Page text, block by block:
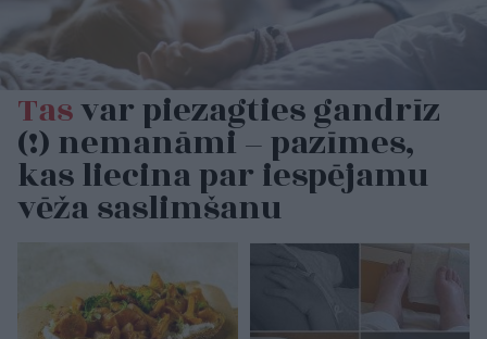
Tasvar piezagties gandrīz
(!) nemanāmi – pazīmes,
kas liecina par iespējamu
vēža saslimšanu